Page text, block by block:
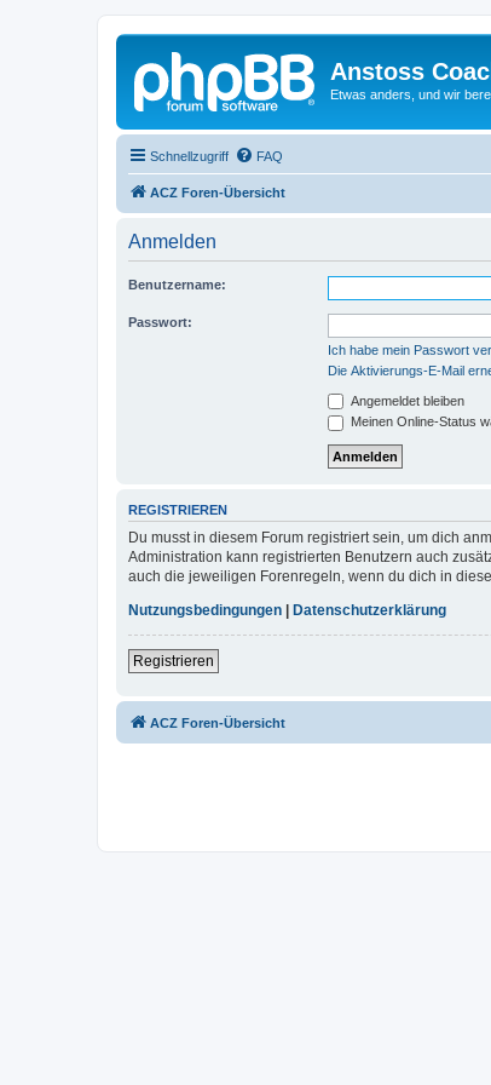
Anstoss
Etwas anders, und wir
Schnellzugriff FAQ
ACZ Foren-Übersicht
Anmelden
Benutzername:
Passwort:
Ich habe mein Passwort
Die Aktivierungs-E-Mail
Angemeldet bleiben
Meinen Online-Status
REGISTRIEREN
Du musst in diesem Forum registriert sein, um dich
Administration kann registrierten Benutzern auch
auch die jeweiligen Forenregeln, wenn du dich in
Nutzungsbedingungen
Datenschutzerklärung
Registrieren
ACZ Foren-Übersicht